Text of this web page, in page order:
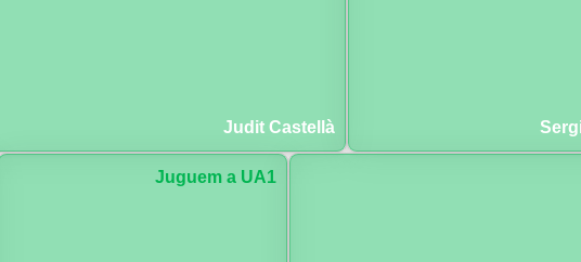
Judit Castellà
Juguem a UA1